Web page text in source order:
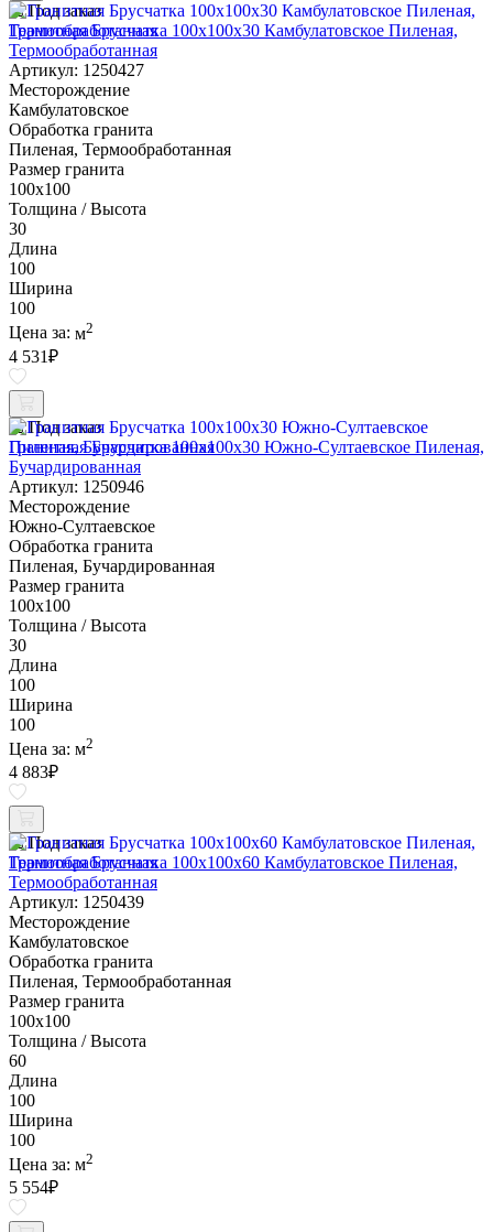
Под заказ
Гранитная Брусчатка 100х100x30 Камбулатовское Пиленая,
Термообработанная
Артикул: 1250427
Месторождение
Камбулатовское
Обработка гранита
Пиленая, Термообработанная
Размер гранита
100х100
Толщина / Высота
30
Длина
100
Ширина
100
Цена за: м2
4 531₽
Под заказ
Гранитная Брусчатка 100х100x30 Южно-Султаевское Пиленая,
Бучардированная
Артикул: 1250946
Месторождение
Южно-Султаевское
Обработка гранита
Пиленая, Бучардированная
Размер гранита
100х100
Толщина / Высота
30
Длина
100
Ширина
100
Цена за: м2
4 883₽
Под заказ
Гранитная Брусчатка 100х100x60 Камбулатовское Пиленая,
Термообработанная
Артикул: 1250439
Месторождение
Камбулатовское
Обработка гранита
Пиленая, Термообработанная
Размер гранита
100х100
Толщина / Высота
60
Длина
100
Ширина
100
Цена за: м2
5 554₽